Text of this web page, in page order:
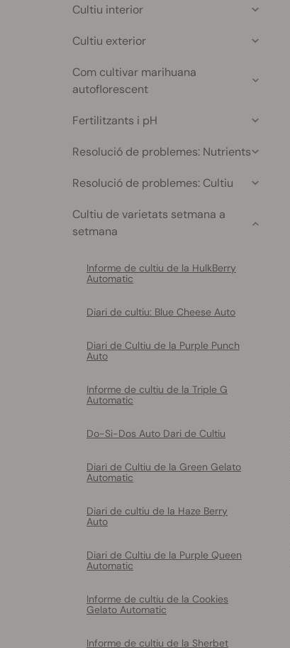
Cultiu interior
Cultiu exterior
Com cultivar marihuana
autoflorescent
Fertilitzants i pH
Resolució de problemes: Nutrients
Resolució de problemes: Cultiu
Cultiu de varietats setmana a
setmana
Informe de cultiu de la HulkBerry
Automatic
Diari de cultiu: Blue Cheese Auto
Diari de Cultiu de la Purple Punch
Auto
Informe de cultiu de la Triple G
Automatic
Do-Si-Dos Auto Dari de Cultiu
Diari de Cultiu de la Green Gelato
Automatic
Diari de cultiu de la Haze Berry
Auto
Diari de Cultiu de la Purple Queen
Automatic
Informe de cultiu de la Cookies
Gelato Automatic
Informe de cultiu de la Sherbet